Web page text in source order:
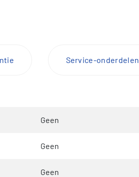
Service-onderdelen
Geen
Geen
Geen